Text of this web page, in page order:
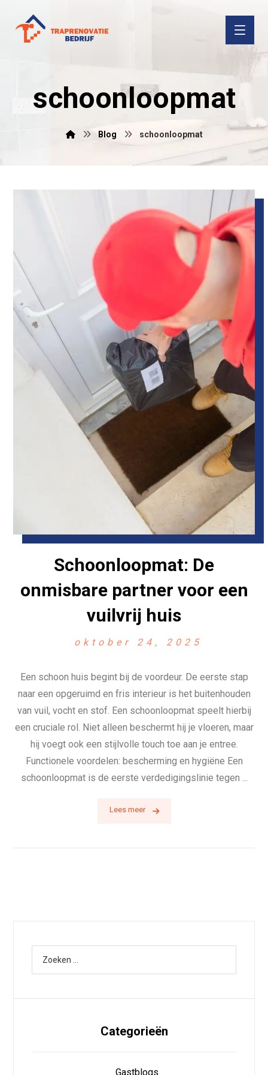
schoonloopmat
Blog schoonloopmat
Schoonloopmat: De
onmisbare partner voor een
vuilvrij huis
oktober 24, 2025
Een schoon huis begint bij de voordeur. De eerste stap
naar een opgeruimd en fris interieur is het buitenhouden
van vuil, vocht en stof. Een schoonloopmat speelt hierbij
een cruciale rol. Niet alleen beschermt hij je vloeren, maar
hij voegt ook een stijlvolle touch toe aan je entree.
Functionele voordelen: bescherming en hygiëne Een
schoonloopmat is de eerste verdedigingslinie tegen ...
Lees meer
Categorieën
Gastblogs